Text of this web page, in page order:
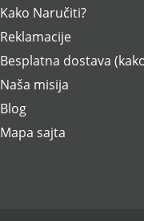
Kako Naručiti?
Reklamacije
Besplatna dostava
Naša misija
Blog
Mapa sajta